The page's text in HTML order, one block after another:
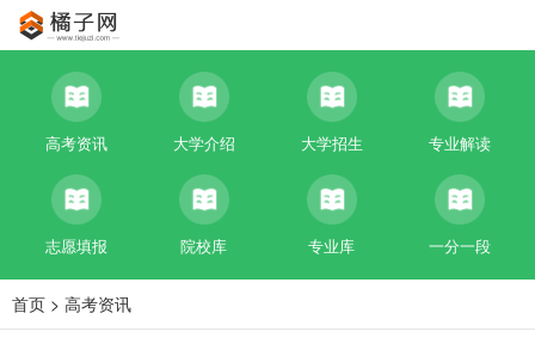
高考资讯 大学介绍 大学招生 专业解读
志愿填报 院校库 专业库 一分一段
首页 > 高考资讯